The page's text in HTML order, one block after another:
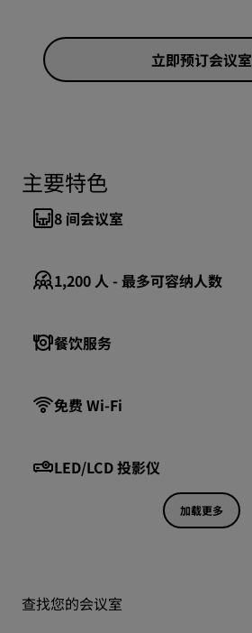
立即预订会议室
主要特色
8 间会议室
1,200 人 - 最多可容纳人数
餐饮服务
免费 Wi-Fi
LED/LCD 投影仪
加载更多
查找您的会议室